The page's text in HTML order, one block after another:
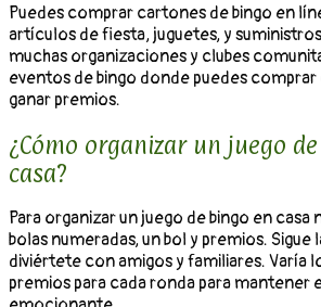
Puedes comprar cartones de bingo en
artículos de fiesta, juguetes, y
muchas organizaciones y clubes
eventos de bingo donde puedes
ganar premios.
¿Cómo organizar un juego
casa?
Para organizar un juego de bingo en
bolas numeradas, un bol y premios. Sigue
diviértete con amigos y familiares. Varía
premios para cada ronda para mantener